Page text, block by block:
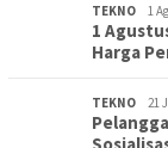
TEKNO 1
1
Harga
TEKNO 21